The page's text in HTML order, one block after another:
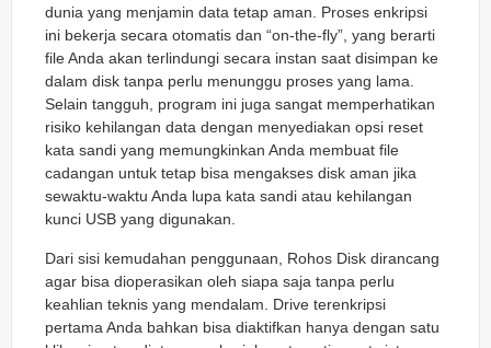
dunia yang menjamin data tetap aman. Proses enkripsi
ini bekerja secara otomatis dan “on-the-fly”, yang berarti
file Anda akan terlindungi secara instan saat disimpan ke
dalam disk tanpa perlu menunggu proses yang lama.
Selain tangguh, program ini juga sangat memperhatikan
risiko kehilangan data dengan menyediakan opsi reset
kata sandi yang memungkinkan Anda membuat file
cadangan untuk tetap bisa mengakses disk aman jika
sewaktu-waktu Anda lupa kata sandi atau kehilangan
kunci USB yang digunakan.
Dari sisi kemudahan penggunaan, Rohos Disk dirancang
agar bisa dioperasikan oleh siapa saja tanpa perlu
keahlian teknis yang mendalam. Drive terenkripsi
pertama Anda bahkan bisa diaktifkan hanya dengan satu